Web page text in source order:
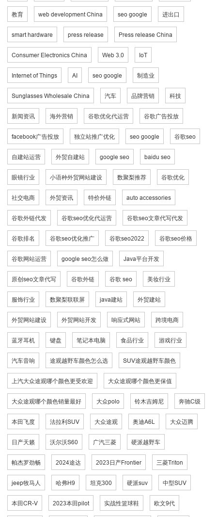
教育 web development China seo google 进出口
smart hardware press release Press release China
Consumer Electronics China Web 3.0 IoT
Internet of Things AI seo google 制造业
Sunglasses Wholesale China 汽车 品牌营销 科技
新闻资讯 海外营销 谷歌优化代运营 谷歌广告投放
facebook广告投放 独立站推广优化 seo google 谷歌seo
自建站运营 外贸自建站 google seo baidu seo
眼镜行业 小语种外贸网站建设 数聚梨推荐 谷歌优化
社交电商 外贸资讯 特价外链 auto accessories
谷歌外链代发 谷歌seo优化代运营 谷歌seo文章代写代发
谷歌排名 谷歌seo优化推广 谷歌seo2022 谷歌seo价格
谷歌网站运营 google seo怎么做 Java平台开发
原创seo文章代写 谷歌外链 谷歌 seo 美妆行业
服饰行业 数聚梨联联屏 java建站 外贸建站
外贸网站建设 外贸网站开发 响应式网站 跨境电商
蓝牙耳机 键盘 笔记本电脑 食品行业 游戏行业
汽车音响 途观越野车颜色怎么选 SUV途观越野车颜色
上汽大众途观哪个颜色更受欢迎 大众途观哪个颜色更保值
大众途观哪个颜色销量最好 大众polo 铃木吉姆尼 奔驰C级
本田飞度 法拉利SUV 大众途观 奥迪A6L 大众迈腾
日产天籁 沃尔沃S60 广汽三菱 硬派越野车
帕杰罗劲畅 2024途达 2023日产Frontier 三菱Triton
jeep牧马人 哈弗H9 坦克300 硬派suv 中型SUV
本田CR-V 2023本田pilot 实战性篮球鞋 欧文9代